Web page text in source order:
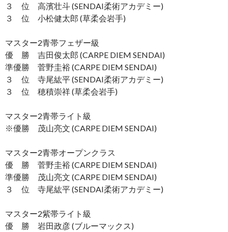
３ 位 高濱壮斗 (SENDAI柔術アカデミー)
３ 位 小松健太郎 (草柔会岩手)
マスター2青帯フェザー級
優 勝 吉田俊太郎 (CARPE DIEM SENDAI)
準優勝 菅野圭裕 (CARPE DIEM SENDAI)
３ 位 寺尾紘平 (SENDAI柔術アカデミー)
３ 位 穂積崇祥 (草柔会岩手)
マスター2青帯ライト級
※優勝 茂山亮文 (CARPE DIEM SENDAI)
マスター2青帯オープンクラス
優 勝 菅野圭裕 (CARPE DIEM SENDAI)
準優勝 茂山亮文 (CARPE DIEM SENDAI)
３ 位 寺尾紘平 (SENDAI柔術アカデミー)
マスター2紫帯ライト級
優 勝 岩田政彦 (ブルーマックス)